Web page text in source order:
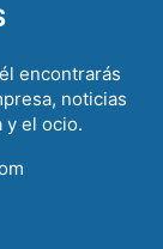
encontrarás
noticias
y el ocio.